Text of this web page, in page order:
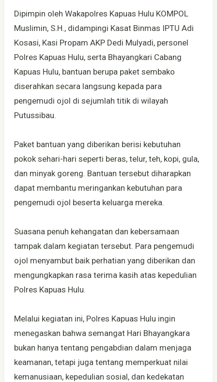
Dipimpin oleh Wakapolres Kapuas Hulu KOMPOL
Muslimin, S.H., didampingi Kasat Binmas IPTU Adi
Kosasi, Kasi Propam AKP Dedi Mulyadi, personel
Polres Kapuas Hulu, serta Bhayangkari Cabang
Kapuas Hulu, bantuan berupa paket sembako
diserahkan secara langsung kepada para
pengemudi ojol di sejumlah titik di wilayah
Putussibau.
Paket bantuan yang diberikan berisi kebutuhan
pokok sehari-hari seperti beras, telur, teh, kopi, gula,
dan minyak goreng. Bantuan tersebut diharapkan
dapat membantu meringankan kebutuhan para
pengemudi ojol beserta keluarga mereka.
Suasana penuh kehangatan dan kebersamaan
tampak dalam kegiatan tersebut. Para pengemudi
ojol menyambut baik perhatian yang diberikan dan
mengungkapkan rasa terima kasih atas kepedulian
Polres Kapuas Hulu.
Melalui kegiatan ini, Polres Kapuas Hulu ingin
menegaskan bahwa semangat Hari Bhayangkara
bukan hanya tentang pengabdian dalam menjaga
keamanan, tetapi juga tentang memperkuat nilai
kemanusiaan, kepedulian sosial, dan kedekatan